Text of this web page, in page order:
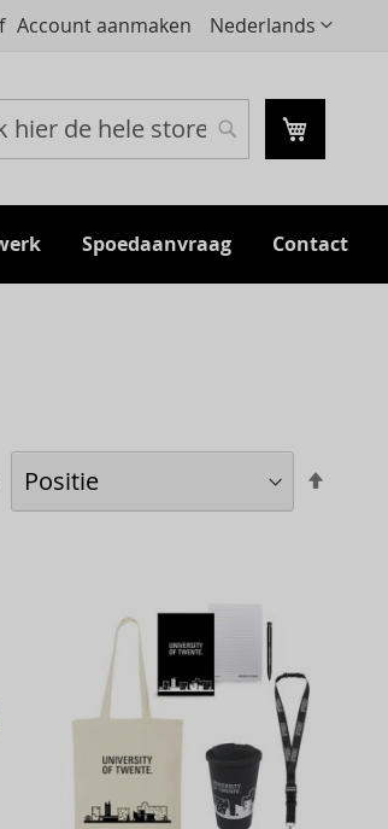
Taal
Nederlands
Account aanmaken
Mijn
Zoeken
Spoedaanvraag Contact